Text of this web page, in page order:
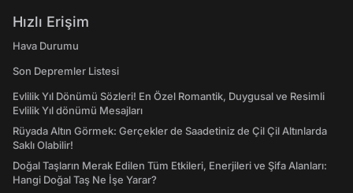
Hızlı Erişim
Hava Durumu
Son Depremler Listesi
Evlilik Yıl Dönümü Sözleri! En Özel Romantik, Duygusal ve Resimli
Evlilik Yıl dönümü Mesajları
Rüyada Altın Görmek: Gerçekler de Saadetiniz de Çil Çil Altınlarda
Saklı Olabilir!
Doğal Taşların Merak Edilen Tüm Etkileri, Enerjileri ve Şifa Alanları:
Hangi Doğal Taş Ne İşe Yarar?